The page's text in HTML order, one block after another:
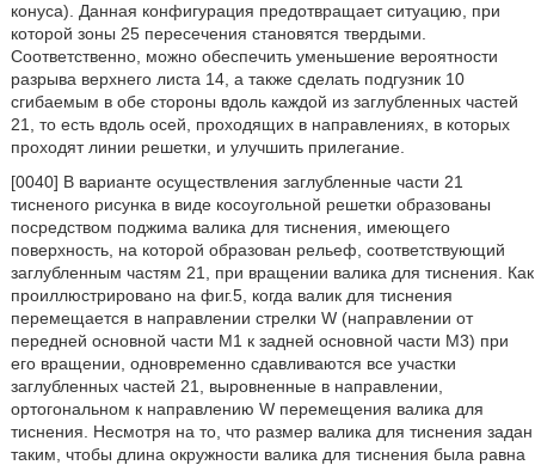
конуса). Данная конфигурация предотвращает ситуацию, при
которой зоны 25 пересечения становятся твердыми.
Соответственно, можно обеспечить уменьшение вероятности
разрыва верхнего листа 14, а также сделать подгузник 10
сгибаемым в обе стороны вдоль каждой из заглубленных частей
21, то есть вдоль осей, проходящих в направлениях, в которых
проходят линии решетки, и улучшить прилегание.
[0040] В варианте осуществления заглубленные части 21
тисненого рисунка в виде косоугольной решетки образованы
посредством поджима валика для тиснения, имеющего
поверхность, на которой образован рельеф, соответствующий
заглубленным частям 21, при вращении валика для тиснения. Как
проиллюстрировано на фиг.5, когда валик для тиснения
перемещается в направлении стрелки W (направлении от
передней основной части М1 к задней основной части М3) при
его вращении, одновременно сдавливаются все участки
заглубленных частей 21, выровненные в направлении,
ортогональном к направлению W перемещения валика для
тиснения. Несмотря на то, что размер валика для тиснения задан
таким, чтобы длина окружности валика для тиснения была равна